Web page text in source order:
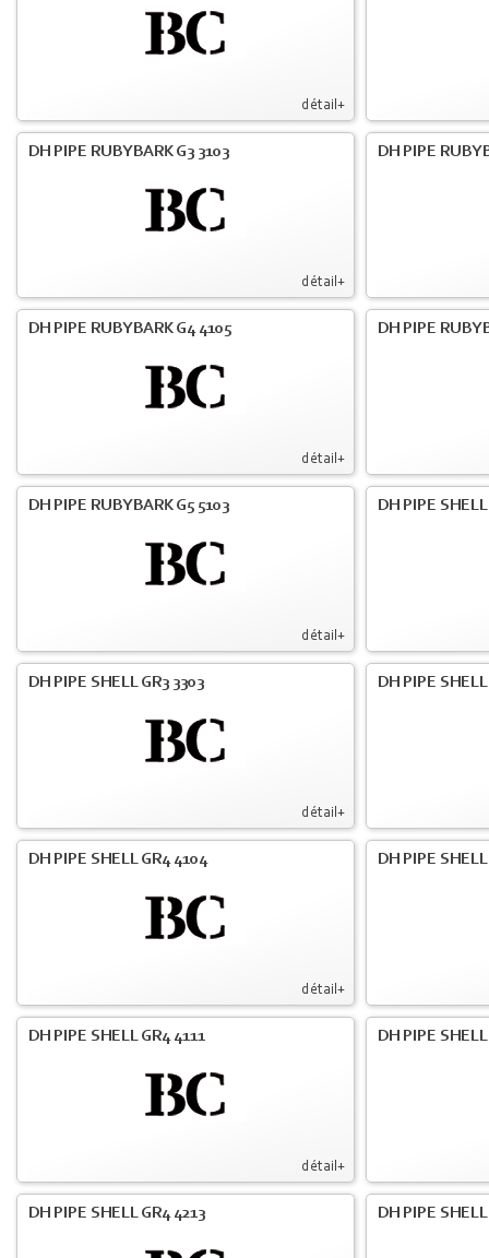
détail+
détail+
DH PIPE RUBYBARK G3 3103 DH PIPE
détail+
DH PIPE RUBYBARK G4 4105 DH PIPE
détail+
DH PIPE RUBYBARK G5 5103 DH PIPE
détail+
DH PIPE SHELL GR3 3303 DH PIPE
détail+
DH PIPE SHELL GR4 4104 DH PIPE
détail+
DH PIPE SHELL GR4 4111 DH PIPE
DH PIPE SHELL GR4 4213 DH PIPE SHELL